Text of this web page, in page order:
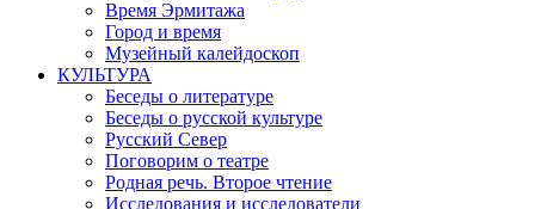
Время Эрмитажа
Город и время
Музейный калейдоскоп
КУЛЬТУРА
Беседы о литературе
Беседы о русской культуре
Русский Север
Поговорим о театре
Родная речь. Второе чтение
Исследования и исследователи